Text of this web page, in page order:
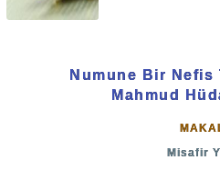
Numune Bir Nefis
Mahmud
Misafir